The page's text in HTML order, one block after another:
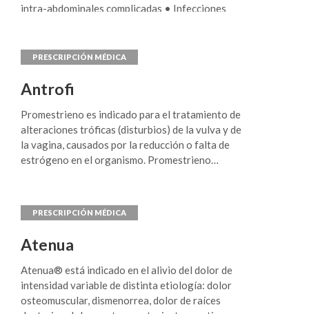
intra-abdominales complicadas • Infecciones
Tratamiento de pacientes con bacteriemia que
cursa en asociación o se sospeche que esté
asociada a alguna de las infecciones descritas
anteriormente.
Antrofi
Promestrieno es indicado para el tratamiento de
alteraciones tróficas (disturbios) de la vulva y de
la vagina, causados por la reducción o falta de
estrógeno en el organismo. Promestrieno
período posparto normal, pos cirugía o luego de
terapias locales con agentes físicos.
Atenua
Atenua® está indicado en el alivio del dolor de
intensidad variable de distinta etiología: dolor
osteomuscular, dismenorrea, dolor de raíces